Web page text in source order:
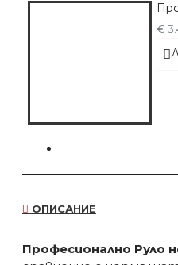
€
ОПИСАНИЕ
Професионално Руло